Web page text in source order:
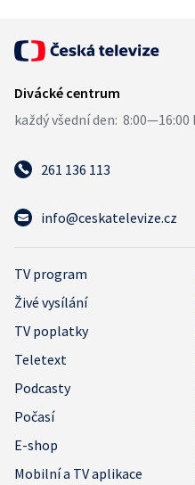
261 136 113
info@ceskatelevize.cz
TV program
Živé vysílání
TV poplatky
Teletext
Podcasty
Počasí
E-shop
Mobilní a TV aplikace